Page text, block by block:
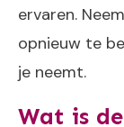
ervaren.
opnieuw te
je neemt.
Wat is